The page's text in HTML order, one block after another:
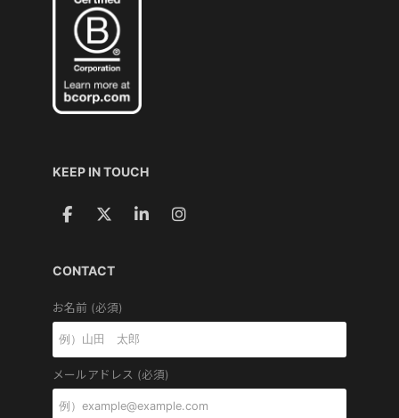
KEEP IN TOUCH
CONTACT
お名前 (必須)
メールアドレス (必須)